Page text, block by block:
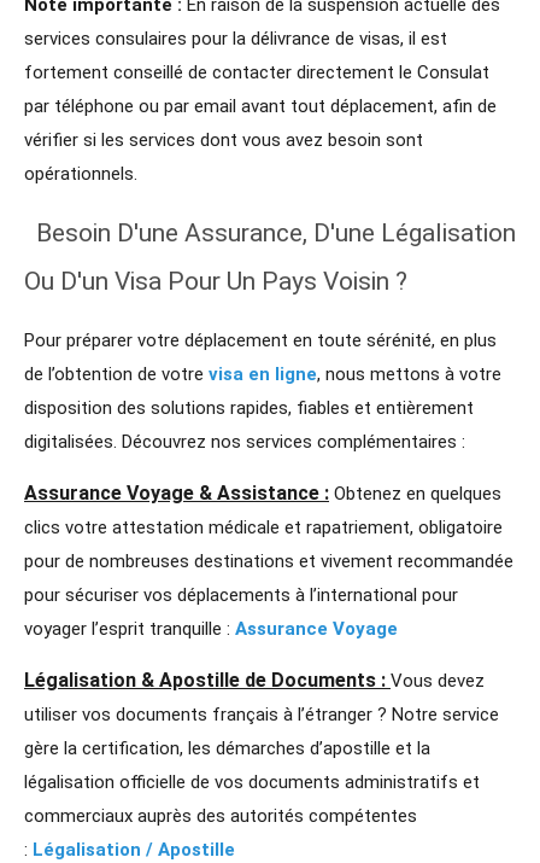
Note importante : En raison de la suspension actuelle des
services consulaires pour la délivrance de visas, il est
fortement conseillé de contacter directement le Consulat
par téléphone ou par email avant tout déplacement, afin de
vérifier si les services dont vous avez besoin sont
opérationnels.
Besoin D'une Assurance, D'une Légalisation
Ou D'un Visa Pour Un Pays Voisin ?
Pour préparer votre déplacement en toute sérénité, en plus
de l’obtention de votre visa en ligne, nous mettons à votre
disposition des solutions rapides, fiables et entièrement
digitalisées. Découvrez nos services complémentaires :
Assurance Voyage & Assistance : Obtenez en quelques
clics votre attestation médicale et rapatriement, obligatoire
pour de nombreuses destinations et vivement recommandée
pour sécuriser vos déplacements à l’international pour
voyager l’esprit tranquille : Assurance Voyage
Légalisation & Apostille de Documents : Vous devez
utiliser vos documents français à l’étranger ? Notre service
gère la certification, les démarches d’apostille et la
légalisation officielle de vos documents administratifs et
commerciaux auprès des autorités compétentes
: Légalisation / Apostille